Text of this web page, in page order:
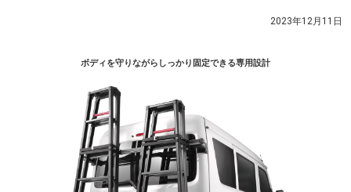
2023年12月11日
ボディを守りながらしっかり固定できる専用設計